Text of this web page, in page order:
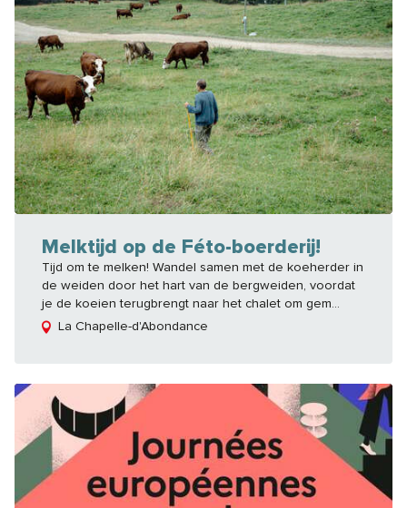
Melktijd op de Féto-boerderij!
Tijd om te melken! Wandel samen met de koeherder in
de weiden door het hart van de bergweiden, voordat
je de koeien terugbrengt naar het chalet om gem...
La Chapelle-d'Abondance